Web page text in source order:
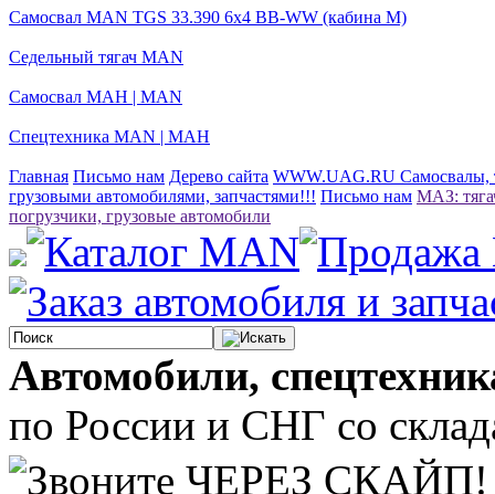
Самосвал MAN TGS 33.390 6x4 BB-WW (кабина М)
Седельный тягач MAN
Самосвал МАН | MAN
Спецтехника MAN | МАН
Главная Письмо нам Дерево сайта WWW.UAG.RU Самосвалы,
грузовыми автомобилями, запчастями!!! Письмо нам МАЗ:
погрузчики, грузовые автомобили
Автомобили,
по России и СНГ со